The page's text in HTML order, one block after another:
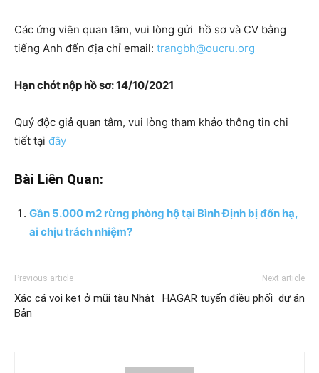
Các ứng viên quan tâm, vui lòng gửi hồ sơ và CV bằng
tiếng Anh đến địa chỉ email: trangbh@oucru.org
Hạn chót nộp hồ sơ: 14/10/2021
Quý độc giả quan tâm, vui lòng tham khảo thông tin chi
tiết tại đây
Bài Liên Quan:
Gần 5.000 m2 rừng phòng hộ tại Bình Định bị đốn hạ,
ai chịu trách nhiệm?
Previous article
Xác cá voi kẹt ở mũi tàu Nhật
Bản
Next article
HAGAR tuyển điều phối dự án